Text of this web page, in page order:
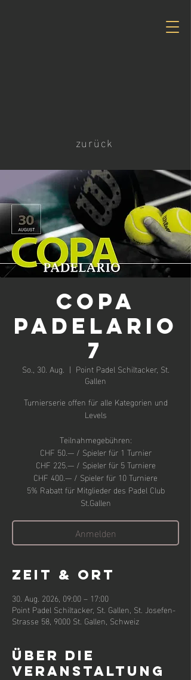
zurück
COPA
PADELARIO
7
So., 30. Aug.
  |
Point Padel Schiltacker, St.
Gallen
Turnierserie offen für alle Kategorien und
Levels
Teilnahmegebühren:
CHF 50.— / Spieler für 1 Turnier
CHF 225.— / Spieler für 5 Turniere
CHF 400.— / Spieler für 10 Turniere
5% Rabatt für Mitglieder des Padel Club
St.Gallen
Anmelden
Zeit & Ort
30. Aug. 2026, 09:00 – 17:00
Point Padel Schiltacker, St. Gallen, St. Josefen-
Strasse 58, 9000 St. Gallen, Schweiz
Über die
Veranstaltung